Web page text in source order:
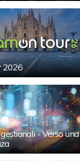
2026
- Verso una